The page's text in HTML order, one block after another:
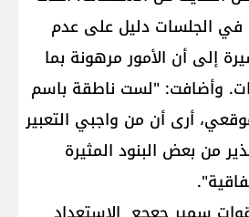
في الجلسات دليل على عدم
إلى أن الأمور مرهونة بما
وأضافت: "لست ناطقة باسم
أرى أن من واجبي التعبير
من بعض البنود المثيرة